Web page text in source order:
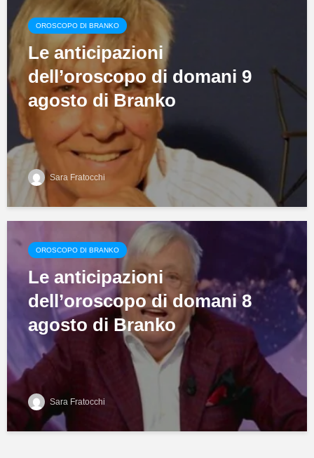
OROSCOPO DI BRANKO
Le anticipazioni
dell’oroscopo di domani 9
agosto di Branko
Sara Fratocchi
OROSCOPO DI BRANKO
Le anticipazioni
dell’oroscopo di domani 8
agosto di Branko
Sara Fratocchi